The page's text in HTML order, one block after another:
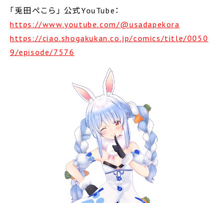
「兎田ぺこら」 公式YouTube：
https://www.youtube.com/@usadapekora
https://ciao.shogakukan.co.jp/comics/title/0050
9/episode/7576